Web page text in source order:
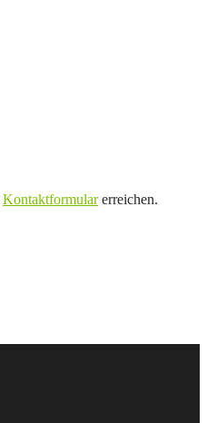
Kontaktformularerreichen.